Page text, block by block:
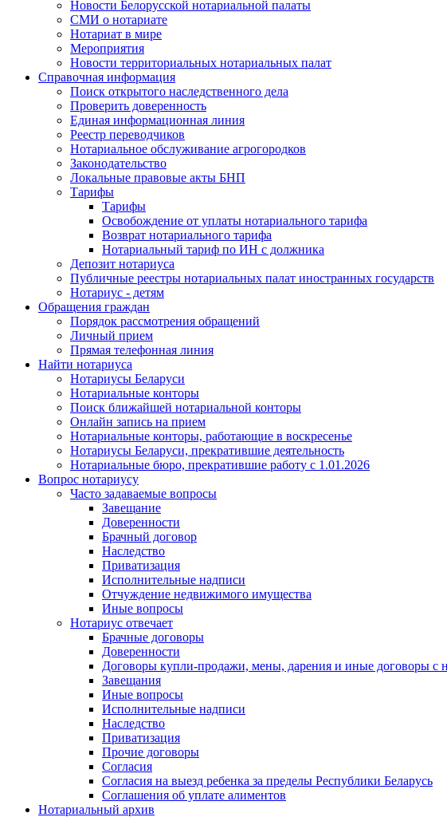
Новости Белорусской нотариальной палаты
СМИ о нотариате
Нотариат в мире
Мероприятия
Новости территориальных нотариальных палат
Справочная информация
Поиск открытого наследственного дела
Проверить доверенность
Единая информационная линия
Реестр переводчиков
Нотариальное обслуживание агрогородков
Законодательство
Локальные правовые акты БНП
Тарифы
Тарифы
Освобождение от уплаты нотариального тарифа
Возврат нотариального тарифа
Нотариальный тариф по ИН с должника
Депозит нотариуса
Публичные реестры нотариальных палат иностранных государств
Нотариус - детям
Обращения граждан
Порядок рассмотрения обращений
Личный прием
Прямая телефонная линия
Найти нотариуса
Нотариусы Беларуси
Нотариальные конторы
Поиск ближайшей нотариальной конторы
Онлайн запись на прием
Нотариальные конторы, работающие в воскресенье
Нотариусы Беларуси, прекратившие деятельность
Нотариальные бюро, прекратившие работу с 1.01.2026
Вопрос нотариусу
Часто задаваемые вопросы
Завещание
Доверенности
Брачный договор
Наследство
Приватизация
Исполнительные надписи
Отчуждение недвижимого имущества
Иные вопросы
Нотариус отвечает
Брачные договоры
Доверенности
Договоры купли-продажи, мены, дарения и иные договоры с
Завещания
Иные вопросы
Исполнительные надписи
Наследство
Приватизация
Прочие договоры
Согласия
Согласия на выезд ребенка за пределы Республики Беларусь
Соглашения об уплате алиментов
Нотариальный архив